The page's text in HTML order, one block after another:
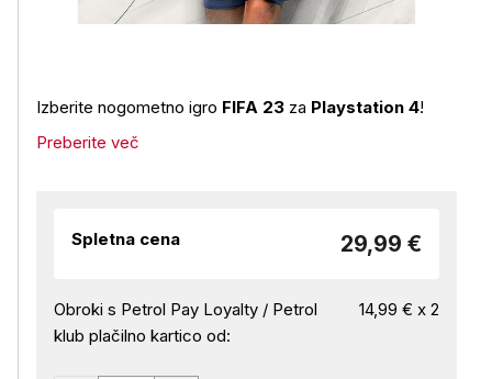
Izberite nogometno igro FIFA 23 za Playstation 4!
Preberite več
Spletna cena 29,99 €
Obroki s Petrol Pay Loyalty / Petrol
klub plačilno kartico od:
14,99 € x 2